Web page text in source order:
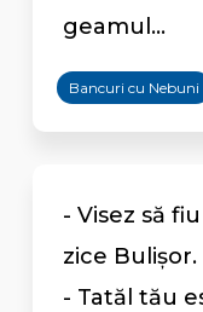
geamul...
Bancuri cu Nebuni
- Visez să
zice Bulişor.
- Tatăl tău